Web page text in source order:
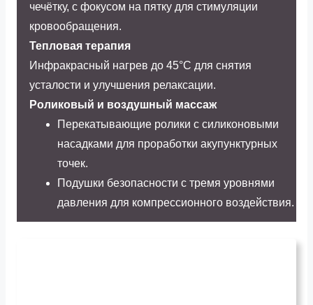
чечётку, с фокусом на пятку для стимуляции
кровообращения.
Тепловая терапия
Инфракрасный нагрев до 45°C для снятия
усталости и улучшения релаксации.
Роликовый и воздушный массаж
Перекатывающие ролики с силиконовыми
насадками для проработки акупунктурных
точек.
Подушки безопасности с тремя уровнями
давления для компрессионного воздействия.